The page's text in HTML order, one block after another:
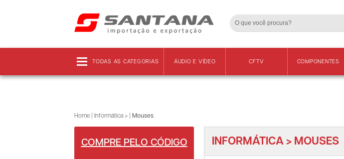
TODAS AS CATEGORIAS ÁUDIO E VÍDEO CFTV COMPONENTES
Home Informática > Mouses
COMPRE PELO CÓDIGO INFORMÁTICA > MOUSES